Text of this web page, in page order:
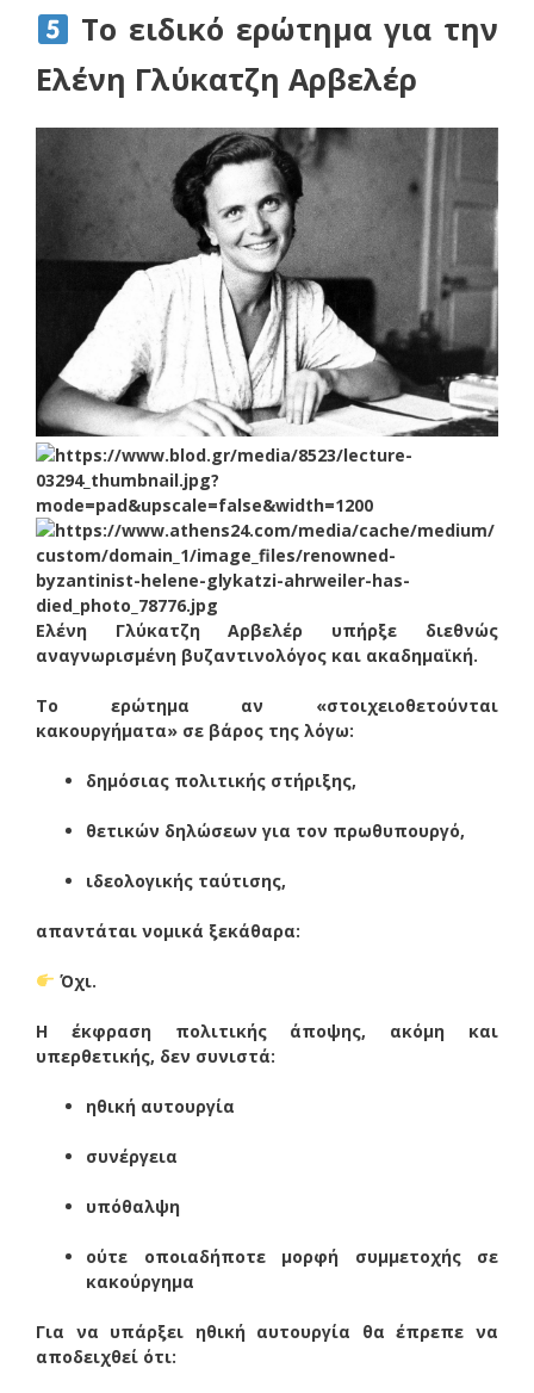
Το ειδικό ερώτημα για την
Ελένη Γλύκατζη Αρβελέρ
Ελένη Γλύκατζη Αρβελέρ υπήρξε διεθνώς
αναγνωρισμένη βυζαντινολόγος και ακαδημαϊκή.
Το ερώτημα αν «στοιχειοθετούνται
κακουργήματα» σε βάρος της λόγω:
δημόσιας πολιτικής στήριξης,
θετικών δηλώσεων για τον πρωθυπουργό,
ιδεολογικής ταύτισης,
απαντάται νομικά ξεκάθαρα:
Όχι.
Η έκφραση πολιτικής άποψης, ακόμη και
υπερθετικής, δεν συνιστά:
ηθική αυτουργία
συνέργεια
υπόθαλψη
ούτε οποιαδήποτε μορφή συμμετοχής σε
κακούργημα
Για να υπάρξει ηθική αυτουργία θα έπρεπε να
αποδειχθεί ότι: